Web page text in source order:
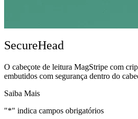
SecureHead
O cabeçote de leitura MagStripe com
embutidos com segurança dentro do
Saiba Mais
"*" indica campos obrigatórios